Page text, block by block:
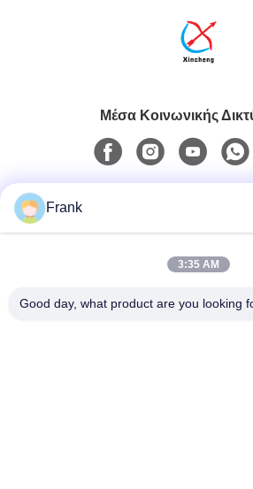
Μέσα Κοινωνικής
0086-13711630819
Frank
3:35 AM
Good day, what product are you looking